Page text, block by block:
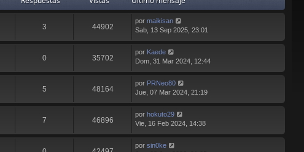
n
s
j
e
t
m
o
m
n
j
e
3 44902
por maikisan
Sab, 13 Sep 2025, 23:01
0 35702
por Kaede
Dom, 31 Mar 2024, 12:44
5 48164
por PRNeo80
Jue, 07 Mar 2024, 21:19
7 46896
por hokuto29
Vie, 16 Feb 2024, 14:38
por sin0ke